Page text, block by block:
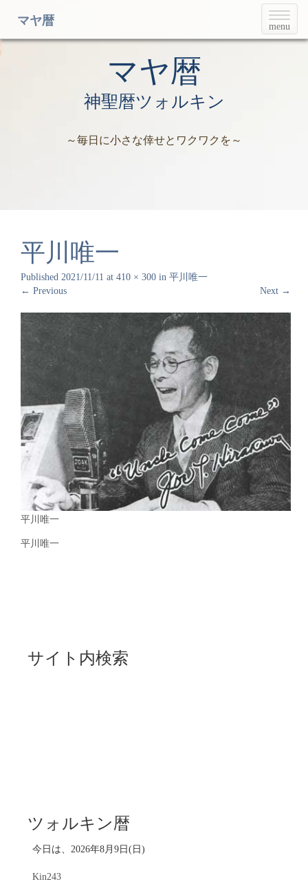
T
o
g
menu
マヤ暦
マヤ暦
神聖暦ツォルキン
～毎日に小さな倖せとワクワクを～
平川唯一
Published 2021/11/11 at 410 × 300 in 平川唯一
← Previous Next →
平川唯一
平川唯一
サイト内検索
ツォルキン暦
今日は、2026年8月9日(日)
Kin243